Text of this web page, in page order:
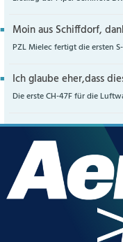
Moin aus Schiffdorf,
PZL Mielec fertigt die ersten
Ich glaube eher,dass
Die erste CH-47F für die